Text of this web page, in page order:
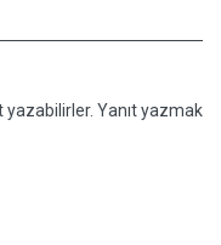
yazabilirler. Yanıt yazmak